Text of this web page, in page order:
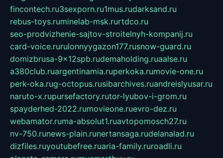
fincontech.ru3sexporn.ru1mus.rudarksand.ru
rebus-toys.ruminelab-msk.rurtdco.ru
seo-prodvizhenie-sajtov-stroitelnyh-kompanij.ru
card-voice.rurulonnyygazon177.rusnow-guard.ru
domizbrusa-9x12spb.rudemaholding.ruaalse.ru
a380club.ruargentinamia.ruperkoka.rumovie-one.ru
perk-oka.rug-octopus.rusibarchives.ruandreislyusar.ru
naruto-x.rupursefactory.rutor-lyubov-i-grom.ru
spayderhed-2022.rumovieone.ruevro-dez.ru
webamator.ruma-absolut1.ruavtopomosch27.ru
nv-750.runews-plain.runertansaga.rudelanalad.ru
dizfiles.ruyoutubefree.ruaria-family.ruroadli.ru